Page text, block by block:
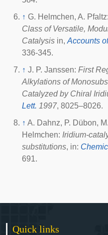
↑ G. Helmchen, A. Pfaltz:
Class of Versatile,
Catalysis in, Accounts
336-345.
↑ J. P. Janssen: First
Alkylations of
Catalyzed by Chiral
Lett. 1997, 8025–8026.
↑ A. Dahnz, P. Dübon,
Helmchen: Iridium-
substitutions, in:
691.
Quick links